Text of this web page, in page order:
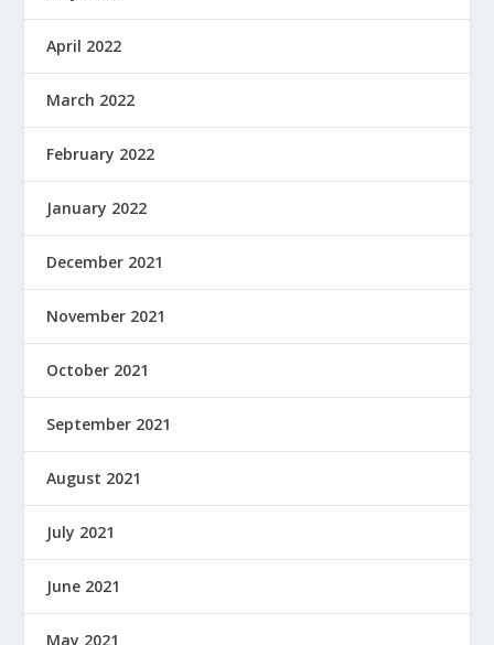
April 2022
March 2022
February 2022
January 2022
December 2021
November 2021
October 2021
September 2021
August 2021
July 2021
June 2021
May 2021